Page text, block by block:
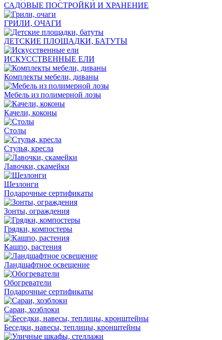
САДОВЫЕ ПОСТРОЙКИ И ХРАНЕНИЕ
ГРИЛИ, ОЧАГИ
ДЕТСКИЕ ПЛОЩАДКИ, БАТУТЫ
ИСКУССТВЕННЫЕ ЕЛИ
Комплекты мебели, диваны
Мебель из полимерной лозы
Качели, коконы
Столы
Стулья, кресла
Лавочки, скамейки
Шезлонги
Подарочные сертификаты
Зонты, ограждения
Грядки, компостеры
Кашпо, растения
Ландшафтное освещение
Обогреватели
Подарочные сертификаты
Сараи, хозблоки
Беседки, навесы, теплицы, кронштейны